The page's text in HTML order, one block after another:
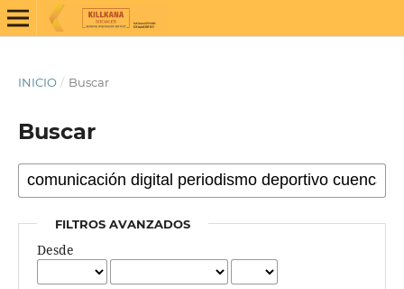
INICIO / Buscar
Buscar
FILTROS AVANZADOS
Desde